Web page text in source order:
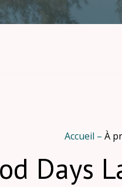
Accueil – À
Days